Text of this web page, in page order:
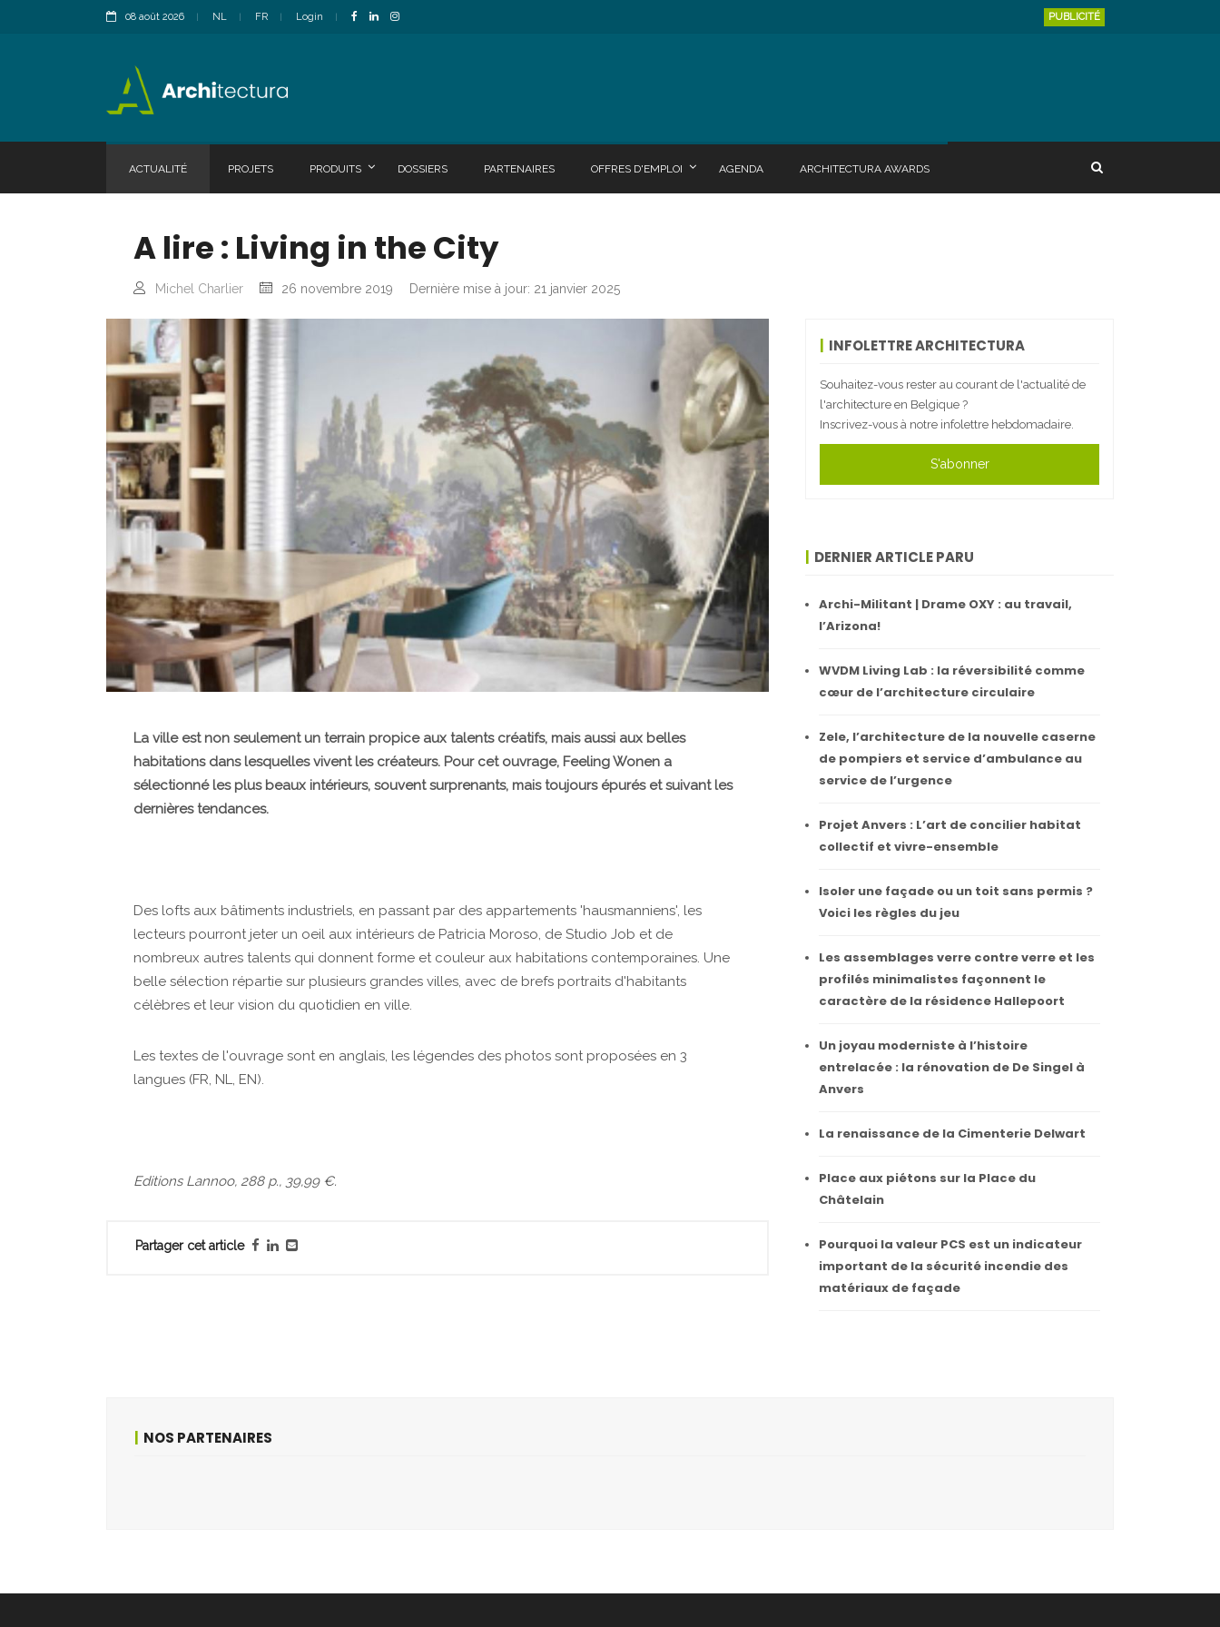
08 août 2026 NL FR Login PUBLICITÉ
ACTUALITÉ PROJETS PRODUITS DOSSIERS PARTENAIRES OFFRES D'EMPLOI AGENDA ARCHITECTURA AWARDS
A lire : Living in the City
Michel Charlier 26 novembre 2019 Dernière mise à jour: 21 janvier 2025
La ville est non seulement un terrain propice aux talents créatifs, mais aussi aux belles
habitations dans lesquelles vivent les créateurs. Pour cet ouvrage, Feeling Wonen a
sélectionné les plus beaux intérieurs, souvent surprenants, mais toujours épurés et suivant les
dernières tendances.
Des lofts aux bâtiments industriels, en passant par des appartements 'hausmanniens', les
lecteurs pourront jeter un oeil aux intérieurs de Patricia Moroso, de Studio Job et de
nombreux autres talents qui donnent forme et couleur aux habitations contemporaines. Une
belle sélection répartie sur plusieurs grandes villes, avec de brefs portraits d'habitants
célèbres et leur vision du quotidien en ville.
Les textes de l'ouvrage sont en anglais, les légendes des photos sont proposées en 3
langues (FR, NL, EN).
Editions Lannoo, 288 p., 39,99 €.
Partager cet article
INFOLETTRE ARCHITECTURA
Souhaitez-vous rester au courant de l'actualité de
l'architecture en Belgique ?
Inscrivez-vous à notre infolettre hebdomadaire.
S'abonner
DERNIER ARTICLE PARU
Archi-Militant | Drame OXY : au travail,
l’Arizona!
WVDM Living Lab : la réversibilité comme
cœur de l’architecture circulaire
Zele, l’architecture de la nouvelle caserne
de pompiers et service d’ambulance au
service de l’urgence
Projet Anvers : L’art de concilier habitat
collectif et vivre-ensemble
Isoler une façade ou un toit sans permis ?
Voici les règles du jeu
Les assemblages verre contre verre et les
profilés minimalistes façonnent le
caractère de la résidence Hallepoort
Un joyau moderniste à l’histoire
entrelacée : la rénovation de De Singel à
Anvers
La renaissance de la Cimenterie Delwart
Place aux piétons sur la Place du
Châtelain
Pourquoi la valeur PCS est un indicateur
important de la sécurité incendie des
matériaux de façade
NOS PARTENAIRES